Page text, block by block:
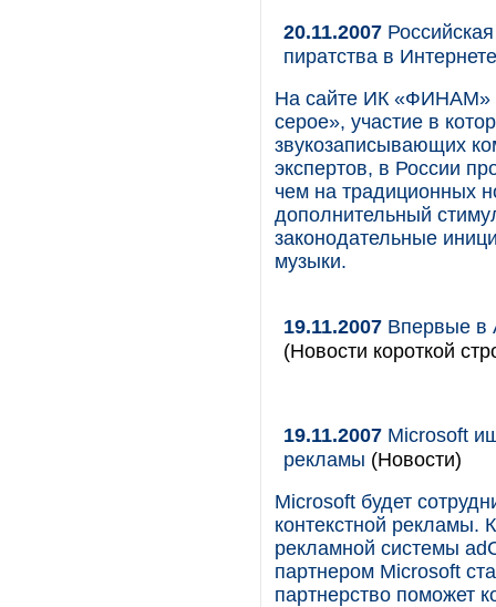
20.11.2007
пиратства в
На сайте ИК «ФИНАМ»
серое», участие в
звукозаписывающих
экспертов, в России
чем на традиционных
дополнительный
законодательные
музыки.
19.11.2007 Впервые в
(Новости короткой
19.11.2007 Microsoft
рекламы (Новости)
Microsoft будет
контекстной рекламы.
рекламной системы
партнером Microsoft
партнерство поможет